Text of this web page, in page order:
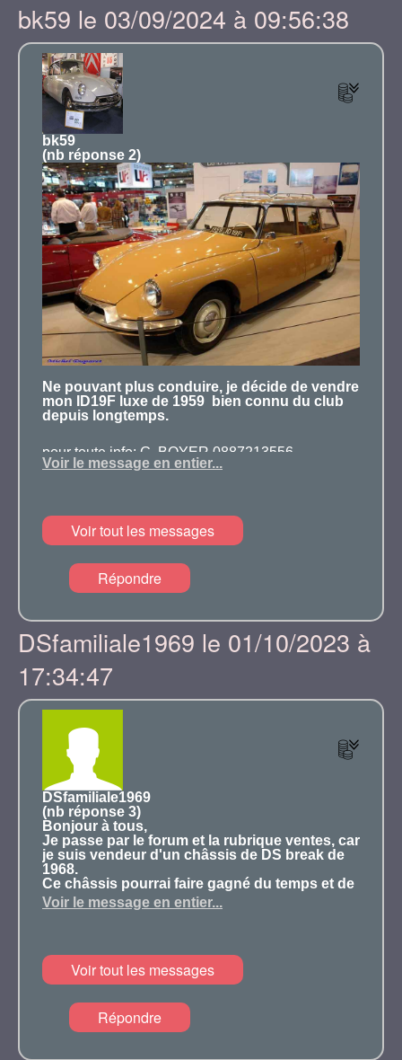
bk59 le 03/09/2024 à 09:56:38
bk59
(nb réponse 2)
Ne pouvant plus conduire, je décide de vendre
mon ID19F luxe de 1959 bien connu du club
depuis longtemps.
pour toute info: G. BOYER 0887213556.
Voir le message en entier...
Voir tout les messages
Répondre
DSfamiliale1969 le 01/10/2023 à
17:34:47
DSfamiliale1969
(nb réponse 3)
Bonjour à tous,
Je passe par le forum et la rubrique ventes, car
je suis vendeur d'un châssis de DS break de
1968.
Ce châssis pourrai faire gagné du temps et de
l'argent à celui qui en restaure un avec un
châssis moyen.
je vous donnerai les détails.
Merci
Voir le message en entier...
Voir tout les messages
Répondre